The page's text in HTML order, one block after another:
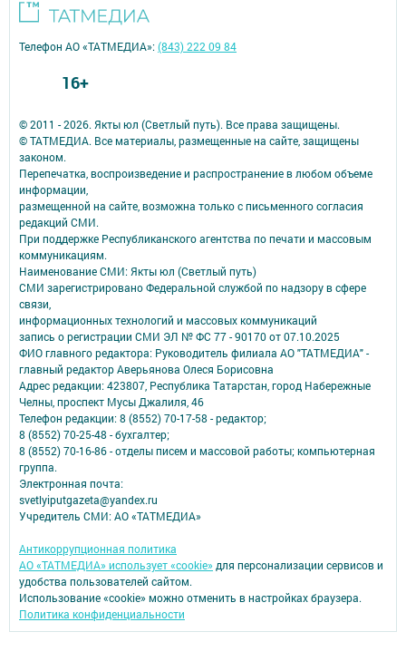
© 2011 - 2026. Якты юл (Светлый путь). Все права защищены.
© ТАТМЕДИА. Все материалы, размещенные на сайте, защищены
законом.
Перепечатка, воспроизведение и распространение в любом объеме
информации,
размещенной на сайте, возможна только с письменного согласия
редакций СМИ.
При поддержке Республиканского агентства по печати и массовым
коммуникациям.
Наименование СМИ: Якты юл (Светлый путь)
СМИ зарегистрировано Федеральной службой по надзору в сфере
связи,
информационных технологий и массовых коммуникаций
запись о регистрации СМИ ЭЛ № ФС 77 - 90170 от 07.10.2025
ФИО главного редактора: Руководитель филиала АО "ТАТМЕДИА" -
главный редактор Аверьянова Олеся Борисовна
Адрес редакции: 423807, Республика Татарстан, город Набережные
Челны, проспект Мусы Джалиля, 46
Телефон редакции: 8 (8552) 70-17-58 - редактор;
8 (8552) 70-25-48 - бухгалтер;
8 (8552) 70-16-86 - отделы писем и массовой работы; компьютерная
группа.
Электронная почта:
svetlyiputgazeta@yandex.ru
Учредитель СМИ: АО «ТАТМЕДИА»
Антикоррупционная политика
АО «ТАТМЕДИА» использует «cookie» для персонализации сервисов и
удобства пользователей сайтом.
Использование «cookie» можно отменить в настройках браузера.
Политика конфиденциальности
Телефон АО «ТАТМЕДИА»:(843) 222 09 84
16+